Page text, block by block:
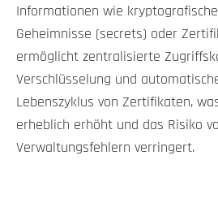
Informationen wie
Geheimnisse (secrets) oder
ermöglicht zentralisierte
Verschlüsselung und
Lebenszyklus von Zertifikaten,
erheblich erhöht und das Risiko
Verwaltungsfehlern verringert.